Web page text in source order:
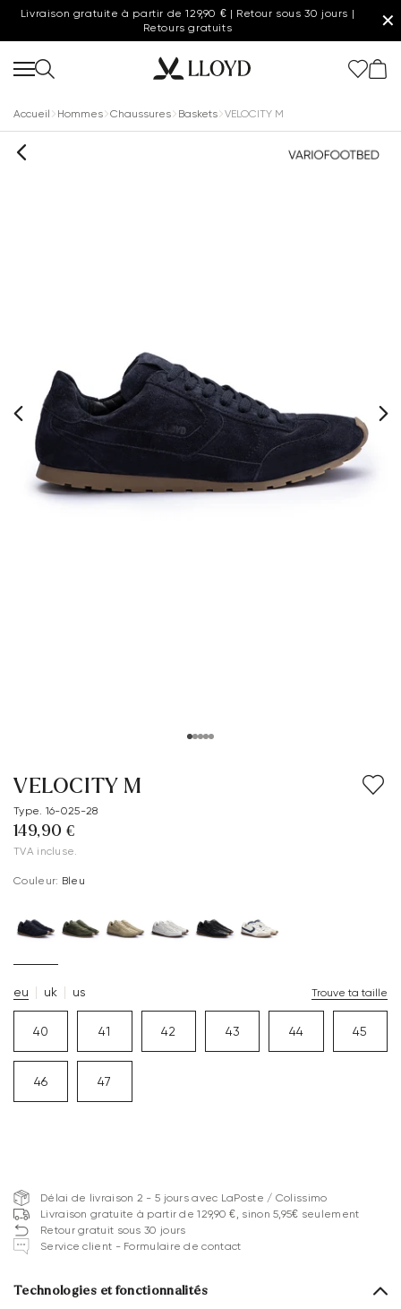
Livraison gratuite à partir de 129,90 € | Retour sous 30 jours |
Retours gratuits
✕
Accueil Hommes Chaussures Baskets VELOCITY M
VELOCITY M
Type. 16-025-28
149,90 €
TVA incluse.
Couleur: Bleu
eu uk us Trouve ta taille
40 41 42 43 44 45
46 47
Délai de livraison 2 - 5 jours avec LaPoste / Colissimo
Livraison gratuite à partir de 129,90 €, sinon 5,95€ seulement
Retour gratuit sous 30 jours
Service client - Formulaire de contact
Technologies et fonctionnalités